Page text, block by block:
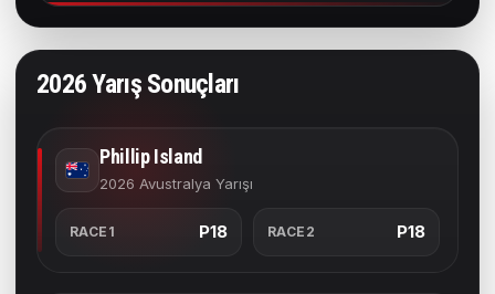
2026 Yarış Sonuçları
Phillip Island
2026 Avustralya Yarışı
RACE1 P18 RACE2 P18